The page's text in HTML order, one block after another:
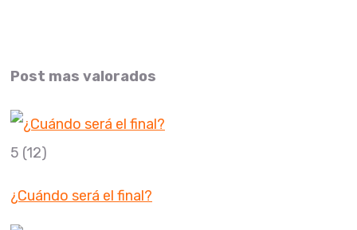
Post mas valorados
5 (12)
¿Cuándo será el final?